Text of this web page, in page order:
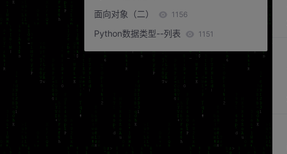
面向对象（二） 1156
Python数据类型--列表 1151